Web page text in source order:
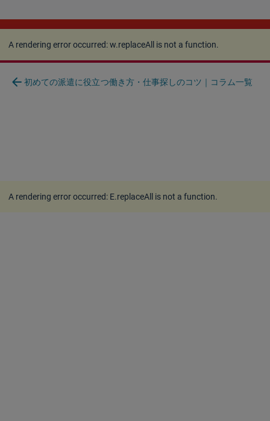
A rendering error occurred:w.replaceAll is not a
function.
A rendering error occurred:w.replaceAll is not a function.
arrow_back 初めての派遣に役立つ働き方・仕事探しのコツ｜コラム一覧
A rendering error occurred: E.replaceAll is not a function.